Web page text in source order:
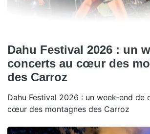
Dahu Festival 2026 : un
concerts au cœur des
des Carroz
Dahu Festival 2026 : un week-end de
cœur des montagnes des Carroz